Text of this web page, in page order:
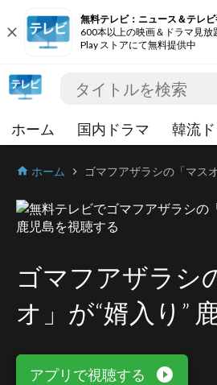
close
無料テレビ：ニュース＆テレビ
600本以上の映画＆ドラマ見放
Play ストアにて無料提供中
ホーム 国内ドラマ 韓流
home ホーム chevron_right ゴマフアザラシの「マス
ゴマフアザラシ
オ」が“婿入り”
アプリで視聴する play_circle_filled